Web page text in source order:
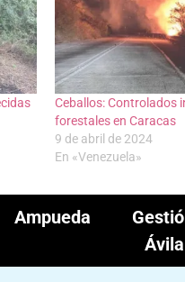
Ceballos: Controlados
forestales en Caracas
9 de abril de 2024
En «Venezuela»
Ávila